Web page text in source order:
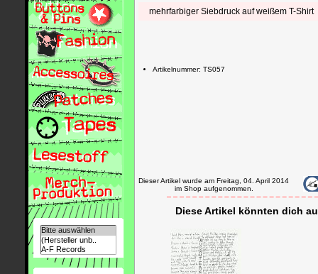
mehrfarbiger Siebdruck auf weißem T-Shirt
Artikelnummer: TS057
Dieser Artikel wurde am Freitag, 04. April 2014
im Shop aufgenommen.
Diese Artikel könnten dich